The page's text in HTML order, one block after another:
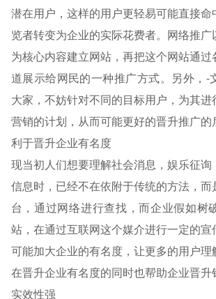
潜在用户，这样的用户更轻易可能直接命
览者转变为企业的实际花费者。网络推
为核心内容建立网站，再把这个网站通
道展示给网民的一种推广方式。另外，-
大家，不妨针对不同的目标用户，为其
营销的计划，从而可能更好的晋升推广的
利于晋升企业有名度
现当初人们想要理解社会消息，娱乐征询
信息时，已经不在依附于传统的方法，
台，通过网络进行查找，而企业假如树
站，在通过互联网这个媒介进行一定的
可能加大企业的有名度，让更多的用户理
在晋升企业有名度的同时也帮助企业晋升
实效性强